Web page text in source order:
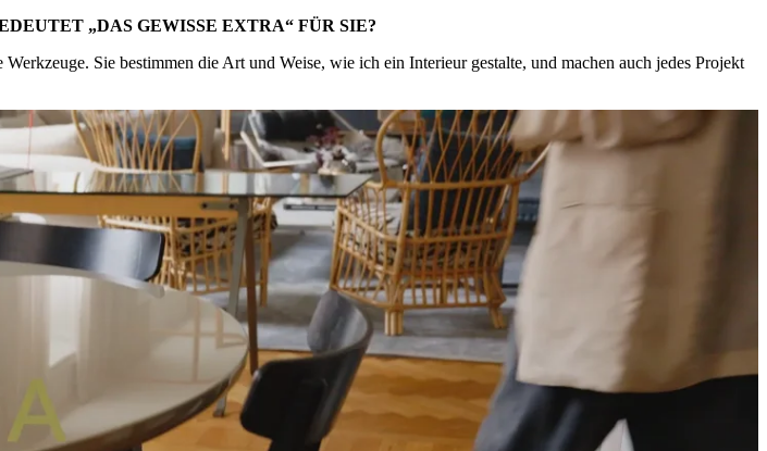
„DAS GEWISSE EXTRA“ FÜR SIE?
Sie bestimmen die Art und Weise, wie ich ein Interieur gestalte, und machen auch jedes Projekt